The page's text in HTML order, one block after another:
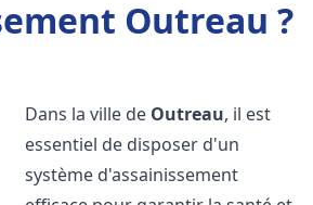
Outreau ?
Dans la ville de Outreau, il est
essentiel de disposer d'un
système d'assainissement